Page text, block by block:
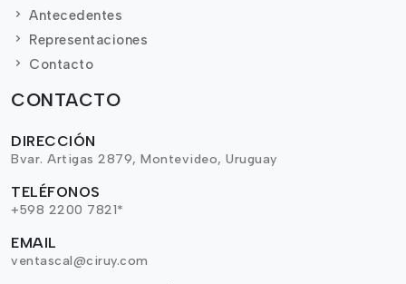
Antecedentes
Representaciones
Contacto
CONTACTO
DIRECCIÓN
Bvar. Artigas 2879, Montevideo, Uruguay
TELÉFONOS
+598 2200 7821*
EMAIL
ventascal@ciruy.com